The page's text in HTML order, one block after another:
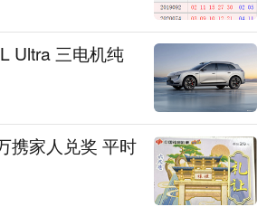
Ultra 三电机纯
携家人兑奖 平时